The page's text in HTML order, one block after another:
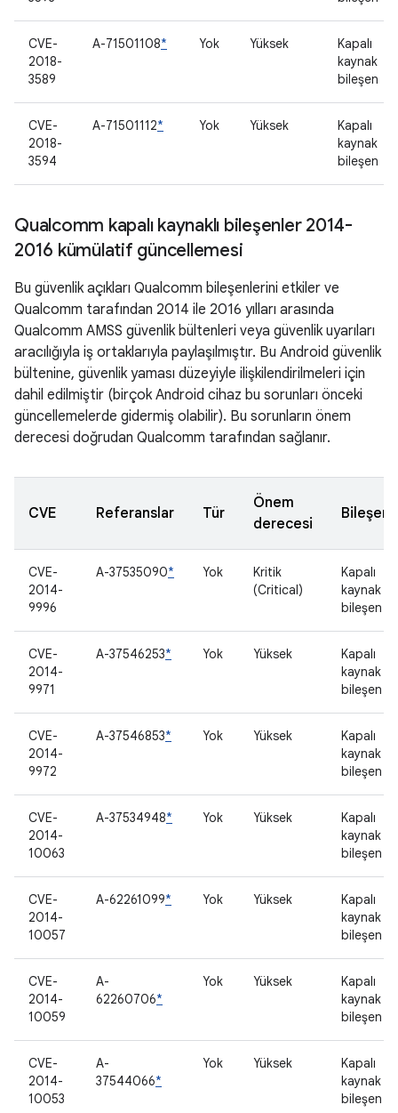
CVE-
2018-
3589
A-71501108* Yok Yüksek
Kapalı
kaynak
bileşen
CVE-
2018-
3594
A-71501112* Yok Yüksek
Kapalı
kaynak
bileşen
Qualcomm kapalı kaynaklı bileşenler 2014-
2016 kümülatif güncellemesi
Bu güvenlik açıkları Qualcomm bileşenlerini etkiler ve
Qualcomm tarafından 2014 ile 2016 yılları arasında
Qualcomm AMSS güvenlik bültenleri veya güvenlik uyarıları
aracılığıyla iş ortaklarıyla paylaşılmıştır. Bu Android güvenlik
bültenine, güvenlik yaması düzeyiyle ilişkilendirilmeleri için
dahil edilmiştir (birçok Android cihaz bu sorunları önceki
güncellemelerde gidermiş olabilir). Bu sorunların önem
derecesi doğrudan Qualcomm tarafından sağlanır.
CVE Referanslar Tür
Önem
derecesi
Bileşen
CVE-
2014-
9996
A-37535090* Yok
Kritik
(Critical)
Kapalı
kaynak
bileşen
CVE-
2014-
9971
A-37546253* Yok Yüksek
Kapalı
kaynak
bileşen
CVE-
2014-
9972
A-37546853* Yok Yüksek
Kapalı
kaynak
bileşen
CVE-
2014-
10063
A-37534948* Yok Yüksek
Kapalı
kaynak
bileşen
CVE-
2014-
10057
A-62261099* Yok Yüksek
Kapalı
kaynak
bileşen
CVE-
2014-
10059
A-
62260706*
Yok Yüksek
Kapalı
kaynak
bileşen
CVE-
2014-
10053
A-
37544066*
Yok Yüksek
Kapalı
kaynak
bileşen